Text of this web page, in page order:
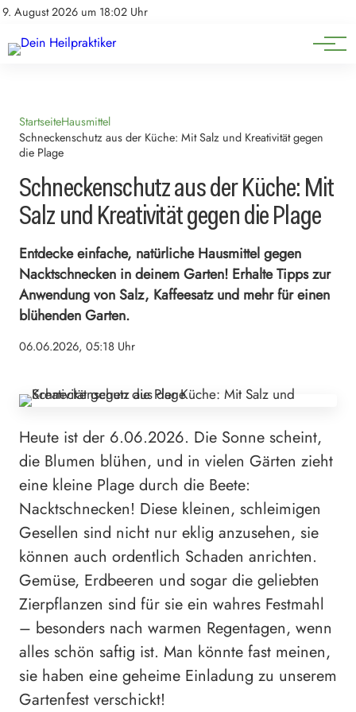
9. August 2026 um 18:02 Uhr
Impressum
Natürliche Medizin
Heilpflanzen & Kräuterkunde
StartseiteHausmittel
Schneckenschutz aus der Küche: Mit Salz und Kreativität gegen
die Plage
Schneckenschutz aus der Küche: Mit
Salz und Kreativität gegen die Plage
Entdecke einfache, natürliche Hausmittel gegen
Nacktschnecken in deinem Garten! Erhalte Tipps zur
Anwendung von Salz, Kaffeesatz und mehr für einen
blühenden Garten.
06.06.2026, 05:18 Uhr
Heute ist der 6.06.2026. Die Sonne scheint,
die Blumen blühen, und in vielen Gärten zieht
eine kleine Plage durch die Beete:
Nacktschnecken! Diese kleinen, schleimigen
Gesellen sind nicht nur eklig anzusehen, sie
können auch ordentlich Schaden anrichten.
Gemüse, Erdbeeren und sogar die geliebten
Zierpflanzen sind für sie ein wahres Festmahl
– besonders nach warmen Regentagen, wenn
alles schön saftig ist. Man könnte fast meinen,
sie haben eine geheime Einladung zu unserem
Gartenfest verschickt!